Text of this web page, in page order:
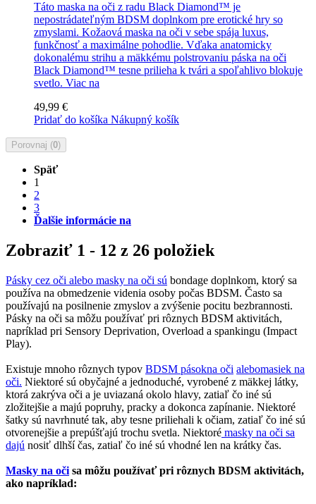
Táto maska na oči z radu Black Diamond™ je
nepostrádateľným BDSM doplnkom pre erotické hry so
zmyslami. Kožaová maska na oči v sebe spája luxus,
funkčnosť a maximálne pohodlie. Vďaka anatomicky
dokonalému strihu a mäkkému polstrovaniu páska na oči
Black Diamond™ tesne prilieha k tvári a spoľahlivo blokuje
svetlo. Viac na
49,99 €
Pridať do košíka Nákupný košík
Porovnaj (0)
Späť
1
2
3
Ďalšie informácie na
Zobraziť 1 - 12 z 26 položiek
Pásky cez oči alebo masky na oči sú bondage doplnkom, ktorý sa
používa na obmedzenie videnia osoby počas BDSM. Často sa
používajú na posilnenie zmyslov a zvýšenie pocitu bezbrannosti.
Pásky na oči sa môžu používať pri rôznych BDSM aktivitách,
napríklad pri Sensory Deprivation, Overload a spankingu (Impact
Play).
Existuje mnoho rôznych typov BDSM pásokna oči alebomasiek na
oči. Niektoré sú obyčajné a jednoduché, vyrobené z mäkkej látky,
ktorá zakrýva oči a je uviazaná okolo hlavy, zatiaľ čo iné sú
zložitejšie a majú popruhy, pracky a dokonca zapínanie. Niektoré
šatky sú navrhnuté tak, aby tesne priliehali k očiam, zatiaľ čo iné sú
otvorenejšie a prepúšťajú trochu svetla. Niektoré masky na oči sa
dajú nosiť dlhší čas, zatiaľ čo iné sú vhodné len na krátky čas.
Masky na oči sa môžu používať pri rôznych BDSM aktivitách,
ako napríklad: